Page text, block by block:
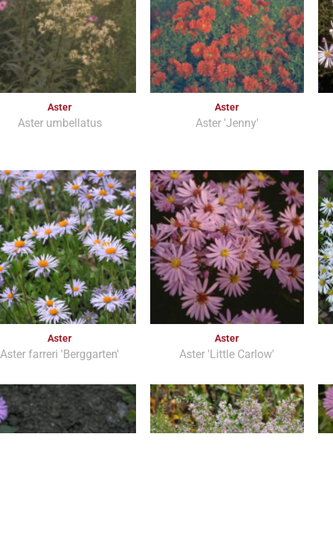
Aster
Aster umbellatus
Aster
Aster 'Jenny'
Aster
Aster farreri 'Berggarten'
Aster
Aster 'Little Carlow'